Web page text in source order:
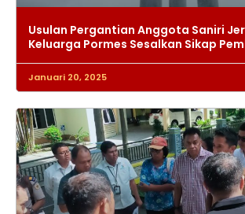
Usulan Pergantian Anggota Saniri
Keluarga Pormes Sesalkan Sikap
Januari 20, 2025